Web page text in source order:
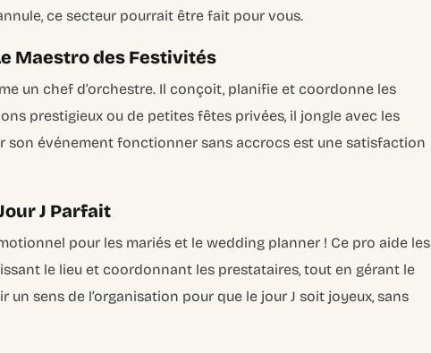
ce secteur pourrait être fait pour vous.
Maestro des Festivités
un chef d’orchestre. Il conçoit, planifie et coordonne les
prestigieux ou de petites fêtes privées, il jongle avec les
son événement fonctionner sans accrocs est une satisfaction
J Parfait
pour les mariés et le wedding planner ! Ce pro aide les
le lieu et coordonnant les prestataires, tout en gérant le
sens de l’organisation pour que le jour J soit joyeux, sans